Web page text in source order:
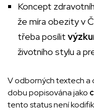
Koncept
že míra obezity v
třeba posílit
životního stylu a
V odborných textech a
dobu popisována jako
tento status není